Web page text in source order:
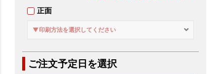
正面
▼印刷方法を選択してください
ご注文予定日を選択